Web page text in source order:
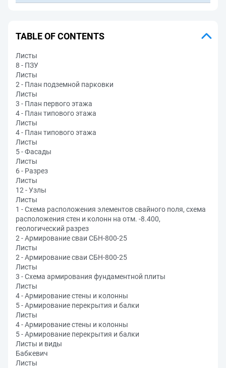
TABLE OF CONTENTS
Листы
8 - ПЗУ
Листы
2 - План подземной парковки
Листы
3 - План первого этажа
4 - План типового этажа
Листы
4 - План типового этажа
Листы
5 - Фасады
Листы
6 - Разрез
Листы
12 - Узлы
Листы
1 - Схема расположения элементов свайного поля, схема
расположения стен и колонн на отм. -8.400,
геологический разрез
2 - Армирование сваи СБН-800-25
Листы
2 - Армирование сваи СБН-800-25
Листы
3 - Схема армирования фундаментной плиты
Листы
4 - Армирование стены и колонны
5 - Армирование перекрытия и балки
Листы
4 - Армирование стены и колонны
5 - Армирование перекрытия и балки
Листы и виды
Бабкевич
Листы